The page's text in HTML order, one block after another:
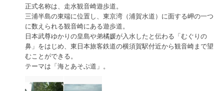
正式名称は、走水観音崎遊歩道。
三浦半島の東端に位置し、東京湾（浦賀水道）に面する岬の一つ
に数えられる観音崎にある遊歩道。
日本武尊ゆかりの皇島や弟橘媛が入水したと伝わる「むぐりの
鼻」をはじめ、東日本旅客鉄道の横須賀駅付近から観音崎まで望
むことができる。
テーマは「海とあそぶ道」。